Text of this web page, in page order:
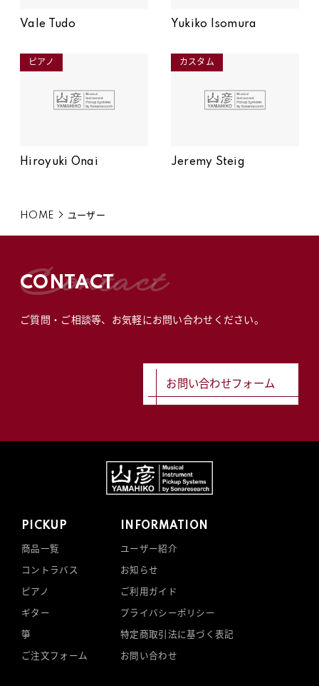
Vale Tudo Yukiko Isomura
ピアノ
Hiroyuki Onai
カスタム
Jeremy Steig
HOME ユーザー
CONTACT
contact
ご質問・ご相談等、 お気軽にお問い合わせください。
お問い合わせフォーム
PICKUP
商品一覧
コントラバス
ピアノ
ギター
箏
ご注文フォーム
INFORMATION
ユーザー紹介
お知らせ
ご利用ガイド
プライバシーポリシー
特定商取引法に基づく表記
お問い合わせ